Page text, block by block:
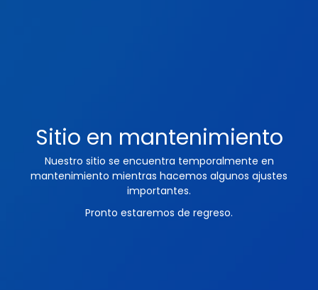
Sitio en mantenimiento
Nuestro sitio se encuentra temporalmente en
mantenimiento mientras hacemos algunos ajustes
importantes.
Pronto estaremos de regreso.